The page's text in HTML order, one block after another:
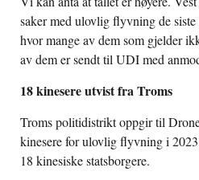
saker med ulovlig flyvning de
hvor mange av dem som gjelder
av dem er sendt til UDI med
18 kinesere utvist fra Troms
Troms politidistrikt oppgir til
kinesere for ulovlig flyvning i
18 kinesiske statsborgere.